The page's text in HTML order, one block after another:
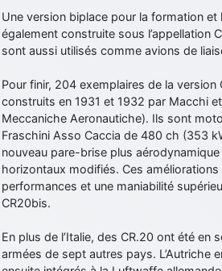
Une version biplace pour la formation et
également construite sous l’appellation
sont aussi utilisés comme avions de
Pour finir, 204 exemplaires de la version
construits en 1931 et 1932 par Macchi
Meccaniche Aeronautiche). Ils sont
Fraschini Asso Caccia de 480 ch (353
nouveau pare-brise plus aérodynamique
horizontaux modifiés. Ces
performances et une maniabilité
CR20bis.
En plus de l’Italie, des CR.20 ont été en
armées de sept autres pays. L’Autriche